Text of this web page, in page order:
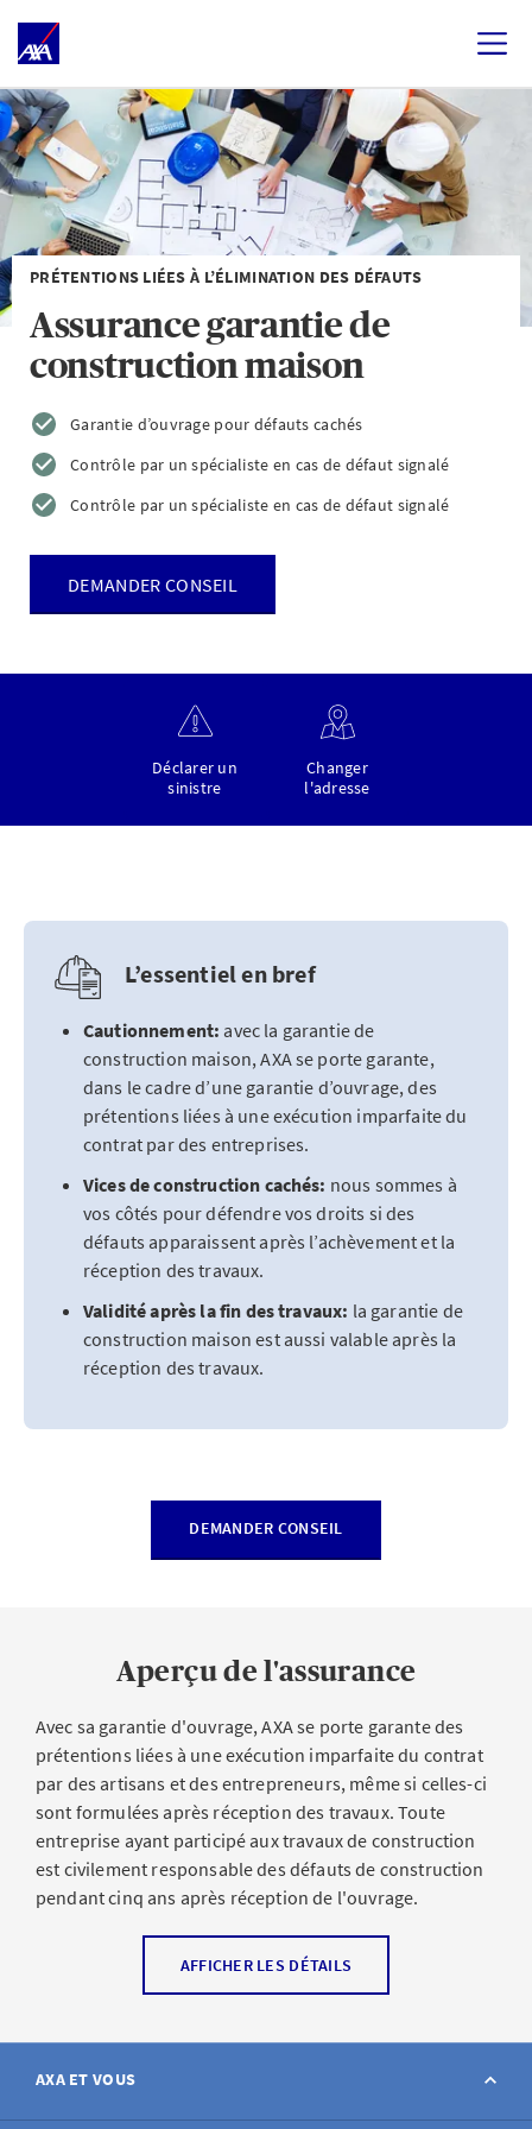
PRÉTENTIONS LIÉES À L’ÉLIMINATION DES DÉFAUTS
Assurance garantie de
construction maison
Garantie d’ouvrage pour défauts cachés
Contrôle par un spécialiste en cas de défaut signalé
Contrôle par un spécialiste en cas de défaut signalé
DEMANDER CONSEIL
Déclarer un
sinistre
Changer
l'adresse
L’essentiel en bref
Cautionnement: avec la garantie de
construction maison, AXA se porte garante,
dans le cadre d’une garantie d’ouvrage, des
prétentions liées à une exécution imparfaite du
contrat par des entreprises.
Vices de construction cachés: nous sommes à
vos côtés pour défendre vos droits si des
défauts apparaissent après l’achèvement et la
réception des travaux.
Validité après la fin des travaux: la garantie de
construction maison est aussi valable après la
réception des travaux.
DEMANDER CONSEIL
Aperçu de l'assurance
Avec sa garantie d'ouvrage, AXA se porte garante des
prétentions liées à une exécution imparfaite du contrat
par des artisans et des entrepreneurs, même si celles-ci
sont formulées après réception des travaux. Toute
entreprise ayant participé aux travaux de construction
est civilement responsable des défauts de construction
pendant cinq ans après réception de l'ouvrage.
Prise en charge des frais
d'entreprise par entrepreneur pour l'élimination des
vices cachés
Prise en charge des honoraires d'un expert qui
AFFICHER LES DÉTAILS
AXA ET VOUS